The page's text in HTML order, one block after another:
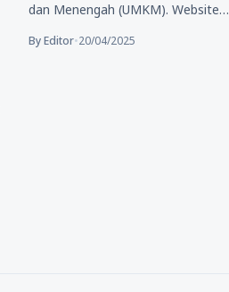
dan Menengah (UMKM). Website…
By Editor•20/04/2025